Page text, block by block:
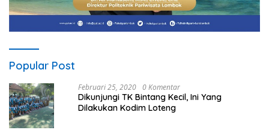
Popular Post
Februari 25, 2020 0 Komentar
Dikunjungi TK Bintang Kecil, Ini Yang
Dilakukan Kodim Loteng